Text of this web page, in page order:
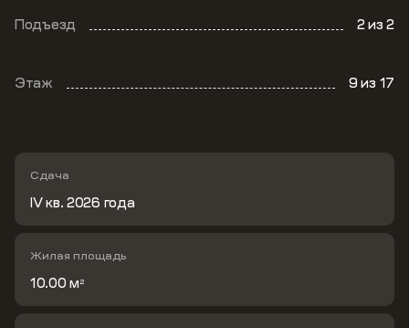
Подъезд 2из 2
Этаж 9из 17
Сдача
IV кв. 2026 года
Жилая площадь
10.00 м 2